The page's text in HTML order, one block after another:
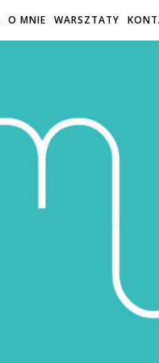
O MNIE WARSZTATY